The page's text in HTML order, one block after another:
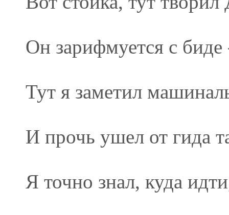
Он зарифмуется с биде
Тут я заметил
И прочь ушел от гида
Я точно знал, куда